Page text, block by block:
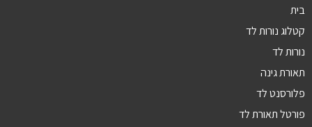
בית
קטלוג נורות לד
נורות לד
תאורת גינה
פלורסנט לד
פורטל תאורת לד